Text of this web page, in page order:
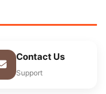
Contact Us
Support